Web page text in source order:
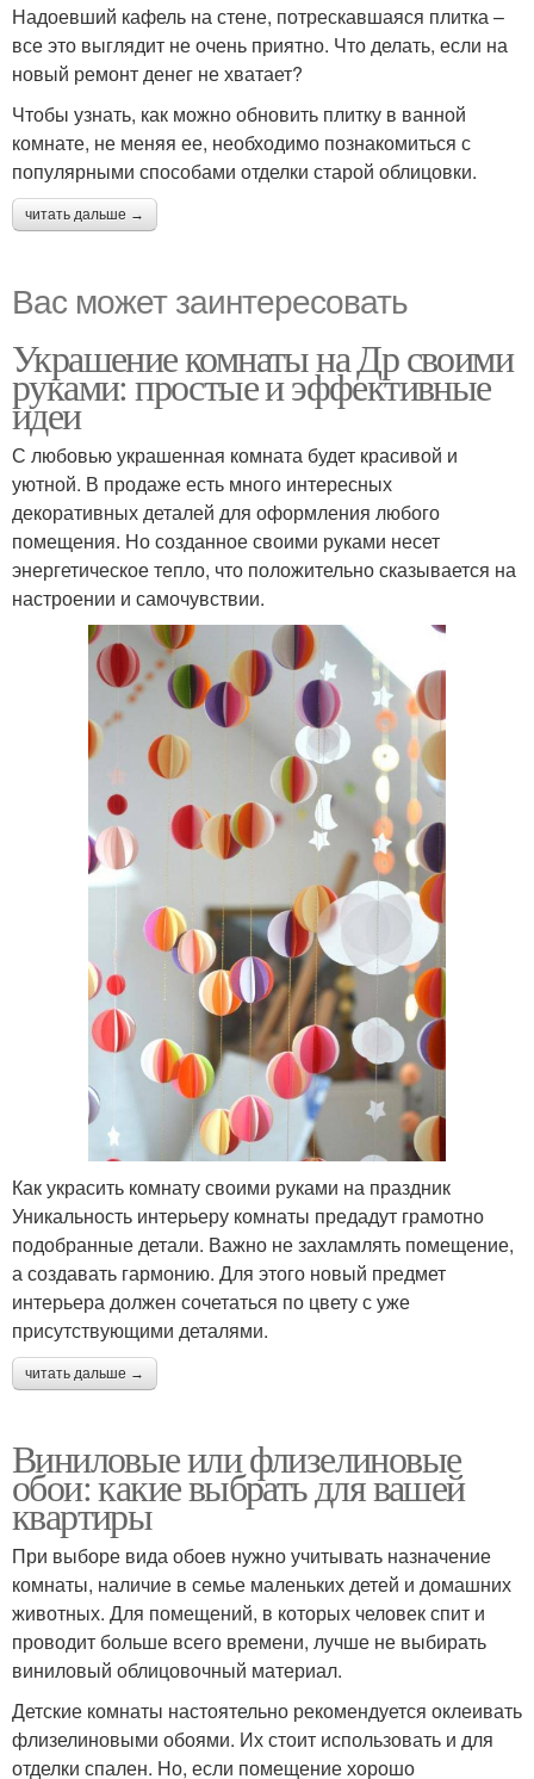
Надоевший кафель на стене, потрескавшаяся плитка –
все это выглядит не очень приятно. Что делать, если на
новый ремонт денег не хватает?
Чтобы узнать, как можно обновить плитку в ванной
комнате, не меняя ее, необходимо познакомиться с
популярными способами отделки старой облицовки.
читать дальше →
Вас может заинтересовать
Украшение комнаты на Др своими
руками: простые и эффективные
идеи
С любовью украшенная комната будет красивой и
уютной. В продаже есть много интересных
декоративных деталей для оформления любого
помещения. Но созданное своими руками несет
энергетическое тепло, что положительно сказывается на
настроении и самочувствии.
Как украсить комнату своими руками на праздник
Уникальность интерьеру комнаты предадут грамотно
подобранные детали. Важно не захламлять помещение,
а создавать гармонию. Для этого новый предмет
интерьера должен сочетаться по цвету с уже
присутствующими деталями.
читать дальше →
Виниловые или флизелиновые
обои: какие выбрать для вашей
квартиры
При выборе вида обоев нужно учитывать назначение
комнаты, наличие в семье маленьких детей и домашних
животных. Для помещений, в которых человек спит и
проводит больше всего времени, лучше не выбирать
виниловый облицовочный материал.
Детские комнаты настоятельно рекомендуется оклеивать
флизелиновыми обоями. Их стоит использовать и для
отделки спален. Но, если помещение хорошо